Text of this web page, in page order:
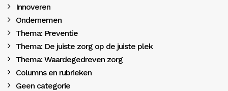
Innoveren
Ondernemen
Thema: Preventie
Thema: De juiste zorg op de juiste plek
Thema: Waardegedreven zorg
Columns en rubrieken
Geen categorie